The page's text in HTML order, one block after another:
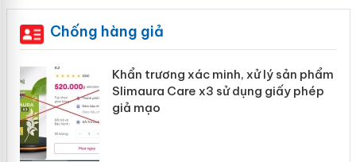
Chống hàng giả
Khẩn trương xác minh, xử lý sản phẩm
Slimaura Care x3 sử dụng giấy phép
giả mạo